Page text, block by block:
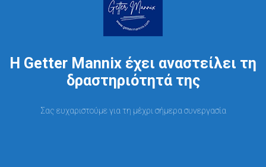
Η Getter Mannix έχει αναστείλει τη
δραστηριότητά της
Σας ευχαριστούμε για τη μέχρι σήμερα συνεργασία